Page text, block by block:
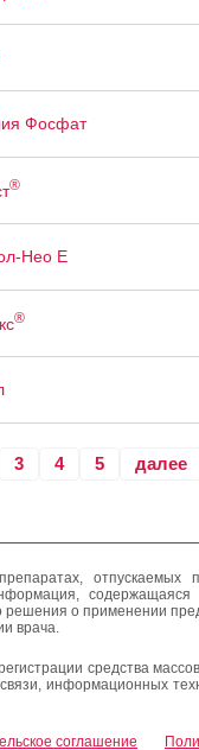
Фосфат
®
Нео Е
®
3 4 5 далее
отпускаемых
решения о применении
врача.
средства
информационных
соглашение